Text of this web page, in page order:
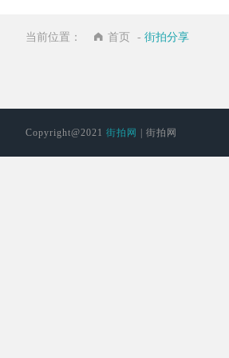
当前位置： 首页 - 街拍分享
Copyright@2021 街拍网 | 街拍网